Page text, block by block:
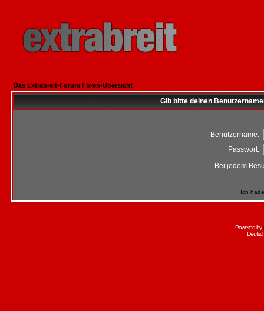
Das Extrabreit-Forum Foren-Übersicht
Gib bitte deinen
Benutzername:
Passwort:
Bei jedem
Ich
Powered by